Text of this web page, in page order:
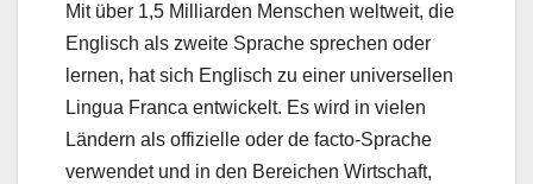
Mit über 1,5 Milliarden Menschen weltweit, die
Englisch als zweite Sprache sprechen oder
lernen, hat sich Englisch zu einer universellen
Lingua Franca entwickelt. Es wird in vielen
Ländern als offizielle oder de facto-Sprache
verwendet und in den Bereichen Wirtschaft,